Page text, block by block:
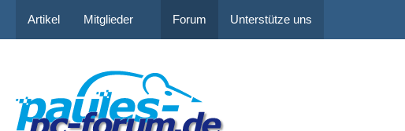
Artikel Mitglieder Forum Unterstütze uns